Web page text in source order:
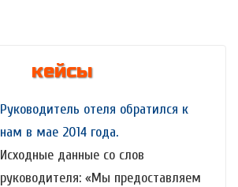
кейсы
Руководитель отеля обратился к
нам в мае 2014 года.
Исходные данные со слов
руководителя: «Мы предоставляем